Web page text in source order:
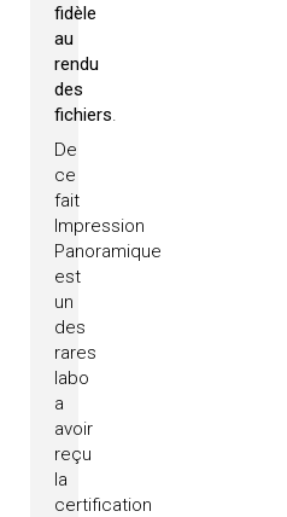
fidèle
au
rendu
des
fichiers.
De
ce
fait
Impression
Panoramique
est
un
des
rares
labo
a
avoir
reçu
la
certification